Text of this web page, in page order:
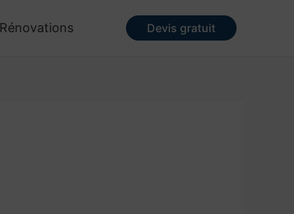
Rénovations Devis gratuit